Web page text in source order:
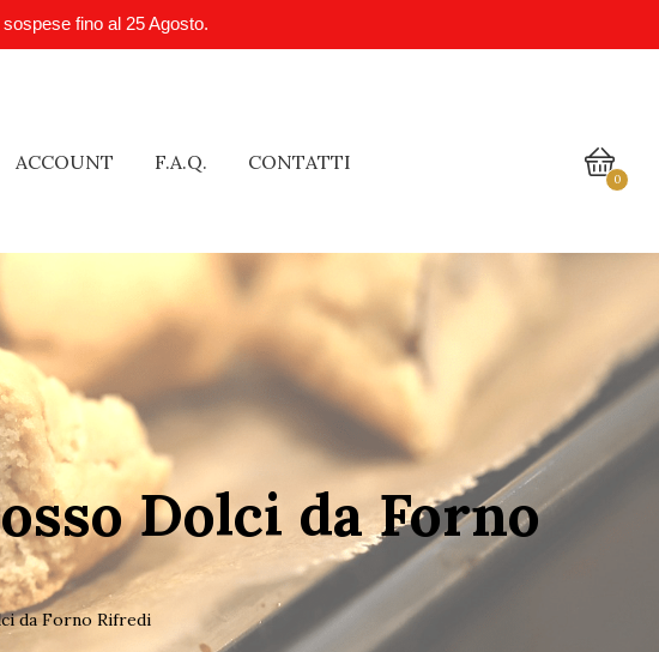
fino al 25 Agosto.
ACCOUNT F.A.Q. CONTATTI
0
Dolci da Forno
da Forno Rifredi